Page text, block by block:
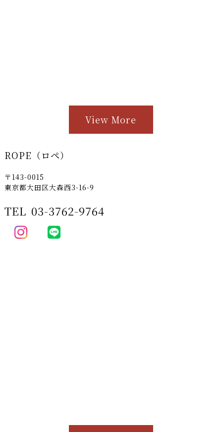
View More
ROPE（ロペ）
〒143-0015
東京都大田区大森西3-16-9
TEL 03-3762-9764